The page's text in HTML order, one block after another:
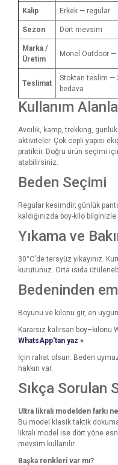
Kalıp Erkek — regular
Sezon Dört mevsim
Marka /
Üretim
Monel Outdoor —
Teslimat
Stoktan teslim —
bedava
Kullanım
Avcılık, kamp, trekking,
aktiviteler. Çok cepli yapısı
pratiktir. Doğru ürün seçimi
atabilirsiniz.
Beden Seçimi
Regular kesimdir; günlük
kaldığınızda boy-kilo
Yıkama ve
30°C'de tersyüz yıkayınız.
kurutunuz. Orta ısıda
Bedeninden
Boyunu ve kilonu gir, en
Kararsız kalırsan
WhatsApp'tan yaz »
İçin rahat olsun: Beden
hakkın var.
Sıkça Sorulan
Ultra likralı modelden farkı
Bu model klasik taktik
likralı model ise dört yöne
mevsim kullanılır.
Başka renkleri var mı?